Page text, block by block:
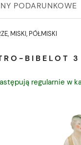
PODARUNKOWE
MISKI, PÓŁMISKI
BIBELOT
regularnie w